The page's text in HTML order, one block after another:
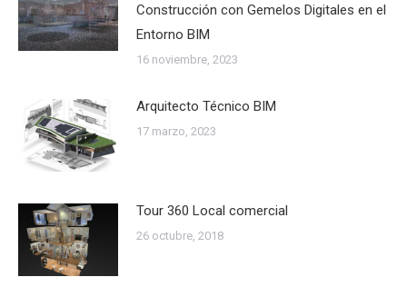
Construcción con Gemelos Digitales en el
Entorno BIM
16 noviembre, 2023
Arquitecto Técnico BIM
17 marzo, 2023
Tour 360 Local comercial
26 octubre, 2018